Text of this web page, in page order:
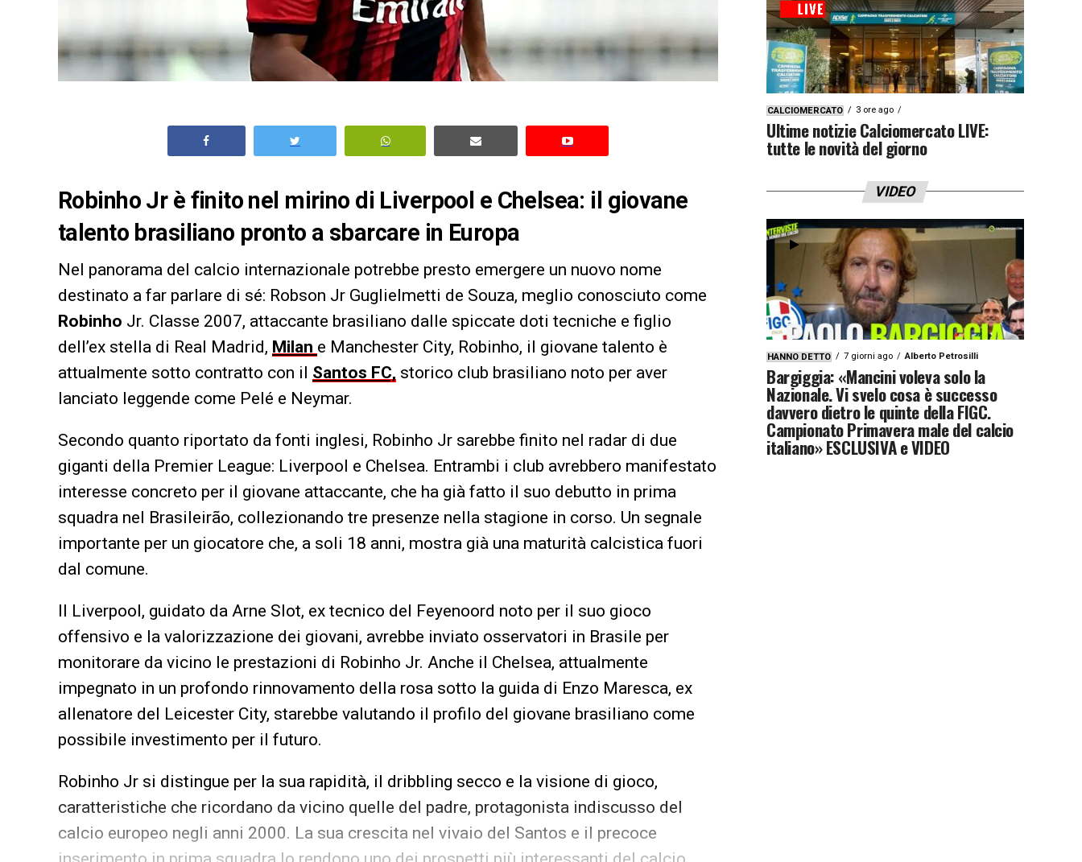
Robinho Jr è finito nel mirino di Liverpool e Chelsea: il giovane
talento brasiliano pronto a sbarcare in Europa
Nel panorama del calcio internazionale potrebbe presto emergere un nuovo nome
destinato a far parlare di sé: Robson Jr Guglielmetti de Souza, meglio conosciuto come
Robinho Jr. Classe 2007, attaccante brasiliano dalle spiccate doti tecniche e figlio
dell’ex stella di Real Madrid, Milan e Manchester City, Robinho, il giovane talento è
attualmente sotto contratto con il Santos FC, storico club brasiliano noto per aver
lanciato leggende come Pelé e Neymar.
Secondo quanto riportato da fonti inglesi, Robinho Jr sarebbe finito nel radar di due
giganti della Premier League: Liverpool e Chelsea. Entrambi i club avrebbero manifestato
interesse concreto per il giovane attaccante, che ha già fatto il suo debutto in prima
squadra nel Brasileirão, collezionando tre presenze nella stagione in corso. Un segnale
importante per un giocatore che, a soli 18 anni, mostra già una maturità calcistica fuori
dal comune.
Il Liverpool, guidato da Arne Slot, ex tecnico del Feyenoord noto per il suo gioco
offensivo e la valorizzazione dei giovani, avrebbe inviato osservatori in Brasile per
monitorare da vicino le prestazioni di Robinho Jr. Anche il Chelsea, attualmente
impegnato in un profondo rinnovamento della rosa sotto la guida di Enzo Maresca, ex
allenatore del Leicester City, starebbe valutando il profilo del giovane brasiliano come
possibile investimento per il futuro.
Robinho Jr si distingue per la sua rapidità, il dribbling secco e la visione di gioco,
caratteristiche che ricordano da vicino quelle del padre, protagonista indiscusso del
calcio europeo negli anni 2000. La sua crescita nel vivaio del Santos e il precoce
CALCIOMERCATO 3 ore ago
Ultime notizie Calciomercato LIVE:
tutte le novità del giorno
VIDEO
HANNO DETTO 7 giorni ago Alberto Petrosilli
Bargiggia: «Mancini voleva solo la
Nazionale. Vi svelo cosa è successo
davvero dietro le quinte della FIGC.
Campionato Primavera male del calcio
italiano» ESCLUSIVA e VIDEO